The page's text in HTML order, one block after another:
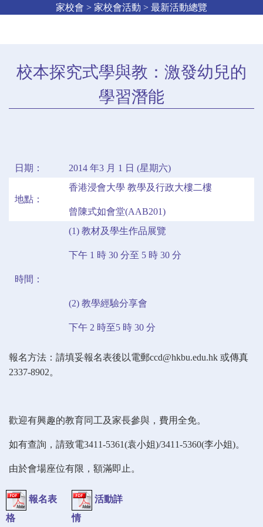
家校會 > 家校會活動 > 最新活動總覽
校本探究式學與教：激發幼兒的
學習潛能
日期： 2014 年3 月 1 日 (星期六)
地點：
香港浸會大學 教學及行政大樓二樓
曾陳式如會堂(AAB201)
時間：
(1) 教材及學生作品展覽
下午 1 時 30 分至 5 時 30 分
(2) 教學經驗分享會
下午 2 時至5 時 30 分
報名方法：請填妥報名表後以電郵ccd@hkbu.edu.hk 或傳真
2337-8902。
歡迎有興趣的教育同工及家長參與，費用全免。
如有查詢，請致電3411-5361(袁小姐)/3411-5360(李小姐)。
由於會場座位有限，額滿即止。
報名表
格
活動詳
情